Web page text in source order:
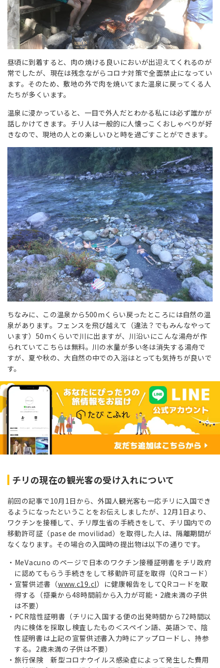
昼頃に到着すると、肉の焼ける良いにおいが出迎えてくれるのが
常でしたが、現在は残念ながらコロナ対策で全面禁止になってい
ます。そのため、敷地の外で肉を焼いてまた温泉に戻ってくる人
たちが多くいます。
温泉に浸かっていると、一目で外人だとわかる私には必ず誰かが
話しかけてきます。チリ人は一般的に人懐っこくおしゃべりが好
きなので、現地の人との楽しいひと時を過ごすことができます。
ちなみに、この温泉から500mくらい戻ったところには自然の温
泉があります。フェンスを飛び越えて（違法？でもみんなやって
います）50mくらいで川に出ますが、川沿いにこんな湯舟が作
られていてこちらは無料。川の水量が多い冬は消失する湯舟で
すが、夏や秋の、大自然の中での入浴はとっても気持ちが良いで
す。
チリの現在の観光客の受け入れについて
前回の記事で10月1日から、外国人観光客も一応チリに入国でき
るようになったということをお伝えしましたが、12月1日より、
ワクチンを接種して、チリ厚生省の手続きをして、チリ国内での
移動許可証（pase de movilidad）を取得した人は、隔離期間が
なくなります。その場合の入国時の提出物は以下の通りです。
MeVacuno のページで日本のワクチン接種証明書をチリ政府
に認めてもらう手続きをして移動許可証を取得（QRコード）
宣誓供述書（www.c19.cl）に健康報告をしてQRコードを取
得する（搭乗から48時間前から入力が可能・2歳未満の子供
は不要）
PCR陰性証明書（チリに入国する便の出発時間から72時間以
内に検体を採取し検査したもの＜スペイン語、英語＞で、陰
性証明書は上記の宣誓供述書入力時にアップロードし、持参
する。2歳未満の子供は不要）
旅行保険 新型コロナウイルス感染症によって発生した費用